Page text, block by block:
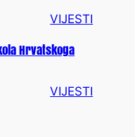
VIJESTI
Hrvatskoga
VIJESTI